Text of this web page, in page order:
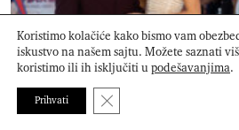
Zendaya i Tom Holland
Koristimo kolačiće kako bismo vam
iskustvo na našem sajtu. Možete saznati
koristimo ili ih isključiti upodešavanjima.
Prihvati Close GDPR Cookie Banner